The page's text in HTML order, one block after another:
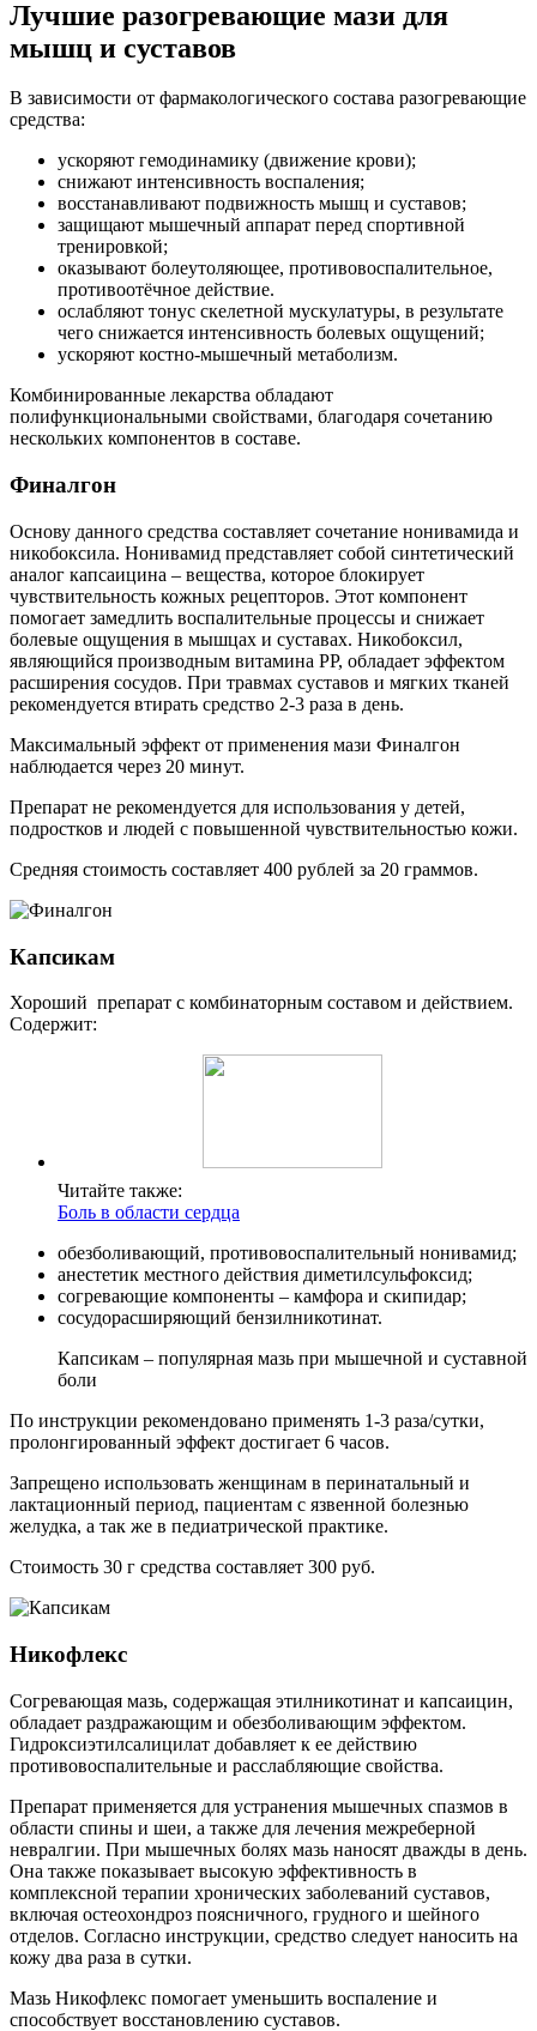
Лучшие разогревающие мази для
мышц и суставов
В зависимости от фармакологического состава разогревающие
средства:
ускоряют гемодинамику (движение крови);
снижают интенсивность воспаления;
восстанавливают подвижность мышц и суставов;
защищают мышечный аппарат перед спортивной
тренировкой;
оказывают болеутоляющее, противовоспалительное,
противоотёчное действие.
ослабляют тонус скелетной мускулатуры, в результате
чего снижается интенсивность болевых ощущений;
ускоряют костно-мышечный метаболизм.
Комбинированные лекарства обладают
полифункциональными свойствами, благодаря сочетанию
нескольких компонентов в составе.
Финалгон
Основу данного средства составляет сочетание нонивамида и
никобоксила. Нонивамид представляет собой синтетический
аналог капсаицина – вещества, которое блокирует
чувствительность кожных рецепторов. Этот компонент
помогает замедлить воспалительные процессы и снижает
болевые ощущения в мышцах и суставах. Никобоксил,
являющийся производным витамина РР, обладает эффектом
расширения сосудов. При травмах суставов и мягких тканей
рекомендуется втирать средство 2-3 раза в день.
Максимальный эффект от применения мази Финалгон
наблюдается через 20 минут.
Препарат не рекомендуется для использования у детей,
подростков и людей с повышенной чувствительностью кожи.
Средняя стоимость составляет 400 рублей за 20 граммов.
Капсикам
Хороший препарат с комбинаторным составом и действием.
Содержит:
Читайте также:
Боль в области сердца
обезболивающий, противовоспалительный нонивамид;
анестетик местного действия диметилсульфоксид;
согревающие компоненты – камфора и скипидар;
сосудорасширяющий бензилникотинат.
Капсикам – популярная мазь при мышечной и суставной
боли
По инструкции рекомендовано применять 1-3 раза/сутки,
пролонгированный эффект достигает 6 часов.
Запрещено использовать женщинам в перинатальный и
лактационный период, пациентам с язвенной болезнью
желудка, а так же в педиатрической практике.
Стоимость 30 г средства составляет 300 руб.
Никофлекс
Согревающая мазь, содержащая этилникотинат и капсаицин,
обладает раздражающим и обезболивающим эффектом.
Гидроксиэтилсалицилат добавляет к ее действию
противовоспалительные и расслабляющие свойства.
Препарат применяется для устранения мышечных спазмов в
области спины и шеи, а также для лечения межреберной
невралгии. При мышечных болях мазь наносят дважды в день.
Она также показывает высокую эффективность в
комплексной терапии хронических заболеваний суставов,
включая остеохондроз поясничного, грудного и шейного
отделов. Согласно инструкции, средство следует наносить на
кожу два раза в сутки.
Мазь Никофлекс помогает уменьшить воспаление и
способствует восстановлению суставов.